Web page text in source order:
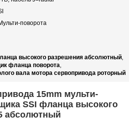
поворота
высокого разрешения абсолютный,
фланца поворота,
вала мотора сервопривода роторный
15mm мульти-
SSI фланца высокого
абсолютный